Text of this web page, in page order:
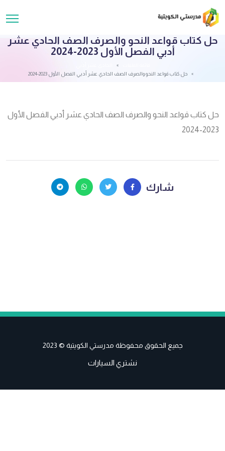
حل كتاب قواعد النحو والصرف الصف الحادي عشر
أدبي الفصل الأول 2023-2024
حل كتاب قواعد النحو والصرف الصف الحادي عشر أدبي الفصل الأول 2023-2024
حل كتاب قواعد النحو والصرف الصف الحادي عشر أدبي الفصل الأول
2023-2024
شارك
جميع الحقوق محفوظة مدرستي الكويتية © 2023
نشتري السيارات